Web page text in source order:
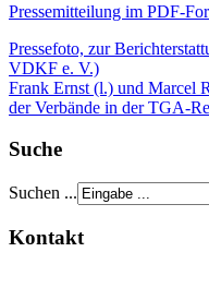
Pressemitteilung im PDF-
Pressefoto, zur
VDKF e. V.)
Frank Ernst (l.) und Marcel
der Verbände in der TGA-
Suche
Suchen ...
Kontakt